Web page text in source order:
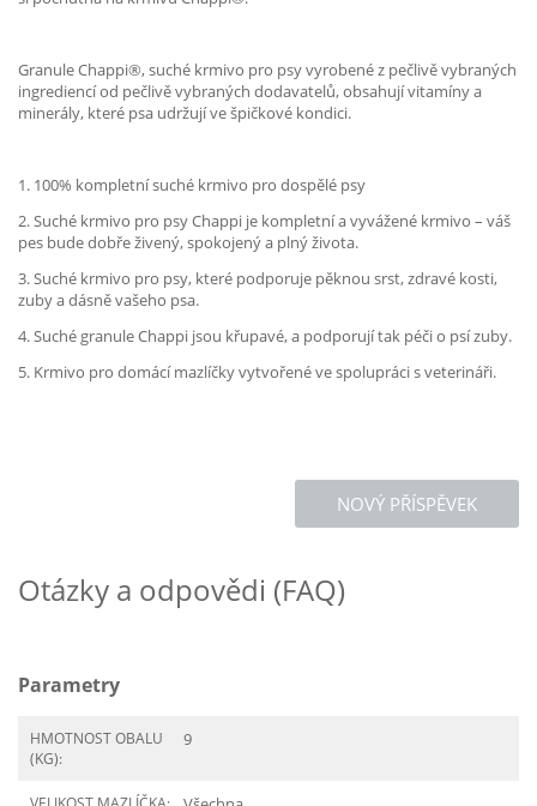
Granule Chappi®, suché krmivo pro psy vyrobené z pečlivě vybraných
ingrediencí od pečlivě vybraných dodavatelů, obsahují vitamíny a
minerály, které psa udržují ve špičkové kondici.
1. 100% kompletní suché krmivo pro dospělé psy
2. Suché krmivo pro psy Chappi je kompletní a vyvážené krmivo – váš
pes bude dobře živený, spokojený a plný života.
3. Suché krmivo pro psy, které podporuje pěknou srst, zdravé kosti,
zuby a dásně vašeho psa.
4. Suché granule Chappi jsou křupavé, a podporují tak péči o psí zuby.
5. Krmivo pro domácí mazlíčky vytvořené ve spolupráci s veterináři.
NOVÝ PŘÍSPĚVEK
Otázky a odpovědi (FAQ)
Parametry
HMOTNOST OBALU
(KG):
9